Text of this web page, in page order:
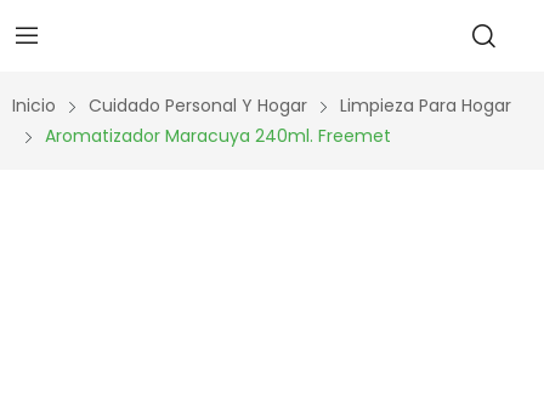
Inicio Cuidado Personal Y Hogar
Limpieza Para Hogar
Aromatizador Maracuya 240ml. Freemet